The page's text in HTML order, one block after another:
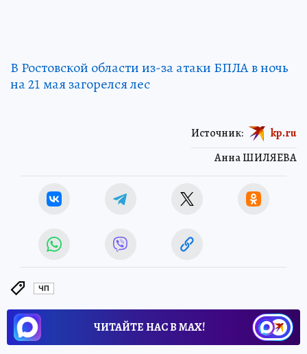
В Ростовской области из-за атаки БПЛА в ночь
на 21 мая загорелся лес
Анна ШИЛЯЕВА
Источник: kp.ru
ЧП
ЧИТАЙТЕ НАС В МАХ!